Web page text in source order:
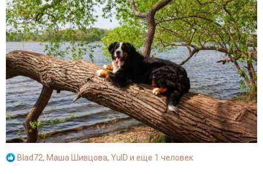
РBlad72, Маша Шивцова, YulD и еще 1 человек